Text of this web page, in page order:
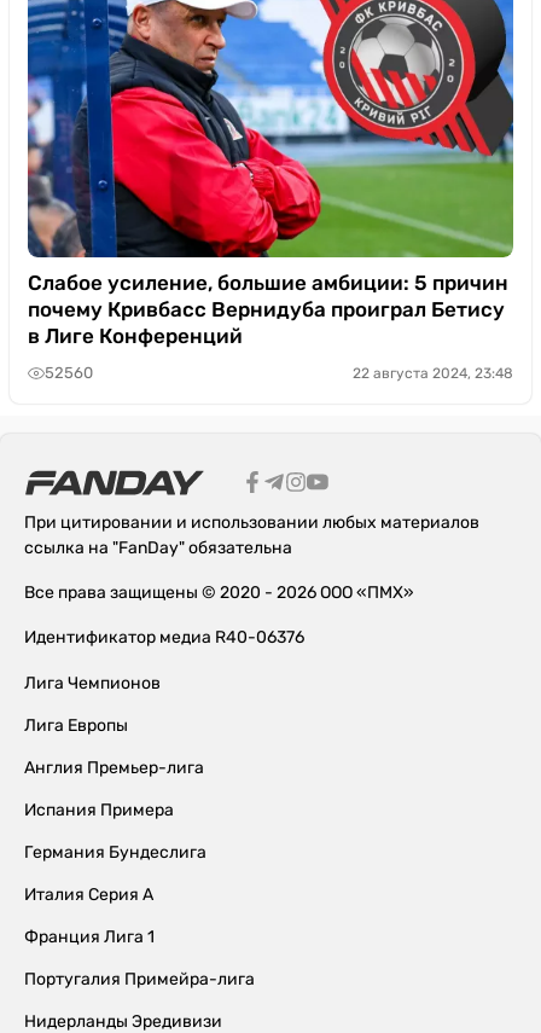
Слабое усиление, большие амбиции: 5 причин
почему Кривбасс Вернидуба проиграл Бетису
в Лиге Конференций
52560 22 августа 2024, 23:48
При цитировании и использовании любых материалов
ссылка на "FanDay" обязательна
Все права защищены © 2020 - 2026 ООО «ПМХ»
Идентификатор медиа R40-06376
Лига Чемпионов
Лига Европы
Англия Премьер-лига
Испания Примера
Германия Бундеслига
Италия Серия А
Франция Лига 1
Португалия Примейра-лига
Нидерланды Эредивизи